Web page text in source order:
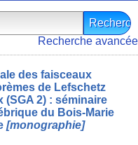
Recherche avancée
des faisceaux
de Lefschetz
(SGA 2) : séminaire
du Bois-Marie
[monographie]